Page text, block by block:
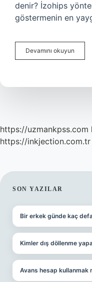
denir? İzohips
göstermenin en
Devamını okuyun
https://uzmankpss.com
https://inkjection.com.tr
SIDEBAR
SON YAZILAR
Bir erkek günde kaç
Kimler dış döllenme
Avans hesap kullanmak